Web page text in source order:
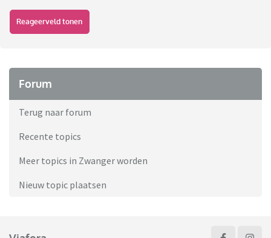
Reageerveld tonen
Forum
Terug naar forum
Recente topics
Meer topics in Zwanger worden
Nieuw topic plaatsen